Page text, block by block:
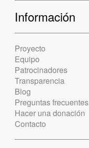
Información
Proyecto
Equipo
Patrocinadores
Transparencia
Blog
Preguntas frecuentes
Hacer una donación
Contacto